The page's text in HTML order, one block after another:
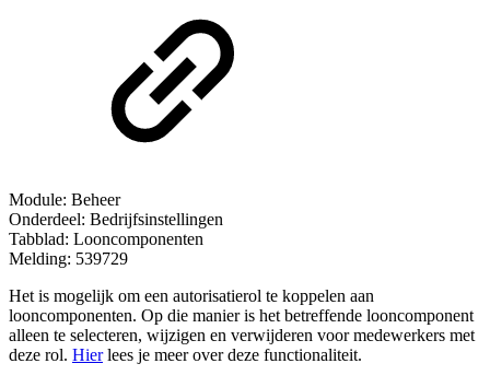
Module: Beheer
Onderdeel: Bedrijfsinstellingen
Tabblad: Looncomponenten
Melding: 539729
Het is mogelijk om een autorisatierol te koppelen aan
looncomponenten. Op die manier is het betreffende looncomponent
alleen te selecteren, wijzigen en verwijderen voor medewerkers met
deze rol. Hierlees je meer over deze functionaliteit.